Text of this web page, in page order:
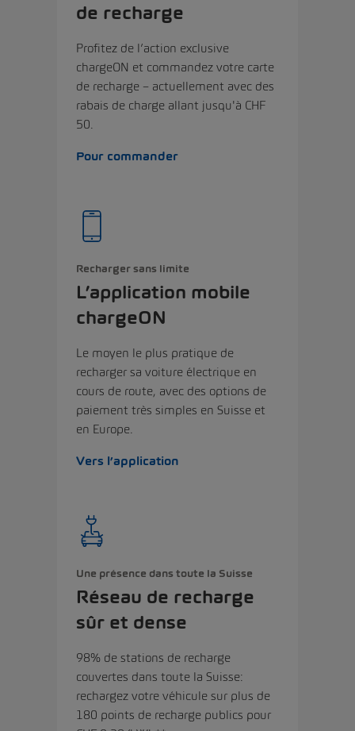
de recharge
Profitez de l’action exclusive
chargeON et commandez votre carte
de recharge – actuellement avec des
rabais de charge allant jusqu'à CHF
50.
Pour commander
L’application mobile
chargeON
Recharger sans limite
Le moyen le plus pratique de
recharger sa voiture électrique en
cours de route, avec des options de
paiement très simples en Suisse et
en Europe.
Vers l’application
Réseau de recharge
sûr et dense
Une présence dans toute la Suisse
98% de stations de recharge
couvertes dans toute la Suisse:
rechargez votre véhicule sur plus de
180 points de recharge publics pour